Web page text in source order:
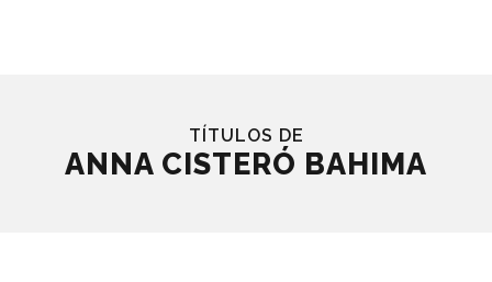
TÍTULOS DE
ANNA CISTERÓ BAHIMA